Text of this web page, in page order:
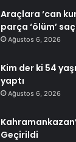
Araçlara ‘can
parça ‘ölüm’
Ağustos 6, 2026
Kim der ki 54
yaptı
Ağustos 6, 2026
Geçirildi